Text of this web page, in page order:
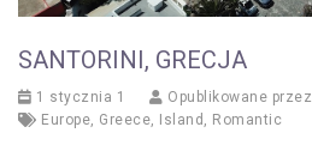
SANTORINI, GRECJA
1 stycznia 1
Opublikowane przez
Europe Greece Island Romantic